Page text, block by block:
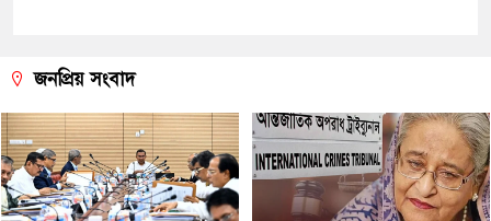
জনপ্রিয় সংবাদ